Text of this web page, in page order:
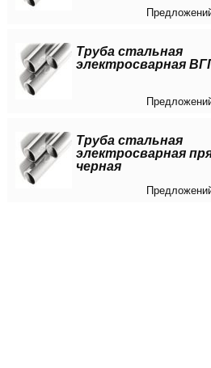
Труба стальная
электросварная
Труба стальная
электросварная
черная